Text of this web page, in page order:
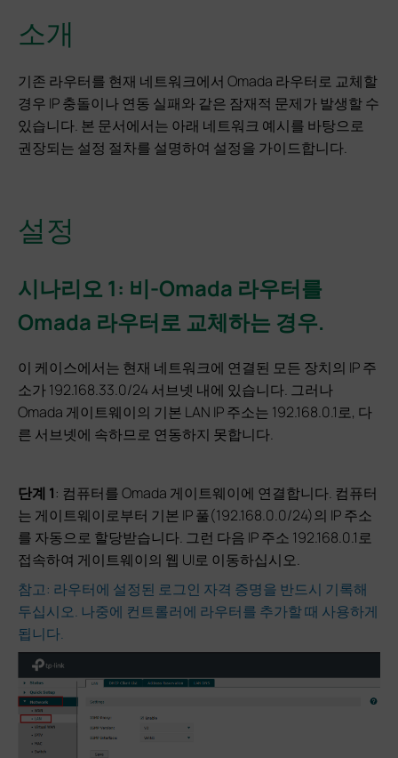
소개
기존 라우터를 현재 네트워크에서 Omada 라우터로 교체할
경우 IP 충돌이나 연동 실패와 같은 잠재적 문제가 발생할 수
있습니다. 본 문서에서는 아래 네트워크 예시를 바탕으로
권장되는 설정 절차를 설명하여 설정을 가이드합니다.
설정
시나리오 1: 비-Omada 라우터를
Omada 라우터로 교체하는 경우.
이 케이스에서는 현재 네트워크에 연결된 모든 장치의 IP 주
소가 192.168.33.0/24 서브넷 내에 있습니다. 그러나
Omada 게이트웨이의 기본 LAN IP 주소는 192.168.0.1로, 다
른 서브넷에 속하므로 연동하지 못합니다.
단계 1: 컴퓨터를 Omada 게이트웨이에 연결합니다. 컴퓨터
는 게이트웨이로부터 기본 IP 풀(192.168.0.0/24)의 IP 주소
를 자동으로 할당받습니다. 그런 다음 IP 주소 192.168.0.1로
접속하여 게이트웨이의 웹 UI로 이동하십시오.
참고: 라우터에 설정된 로그인 자격 증명을 반드시 기록해
두십시오. 나중에 컨트롤러에 라우터를 추가할 때 사용하게
됩니다.